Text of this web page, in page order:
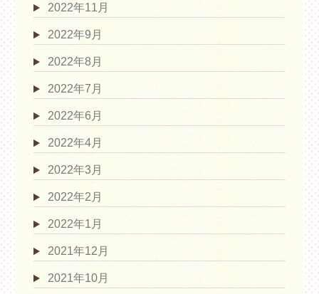
2022年11月
2022年9月
2022年8月
2022年7月
2022年6月
2022年4月
2022年3月
2022年2月
2022年1月
2021年12月
2021年10月